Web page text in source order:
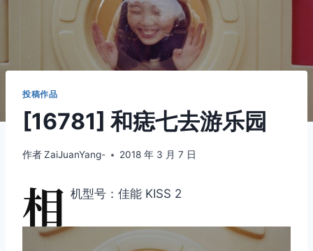
投稿作品
[16781] 和痣七去游乐园
作者ZaiJuanYang- 2018 年 3 月 7 日
相 机型号：佳能 KISS 2